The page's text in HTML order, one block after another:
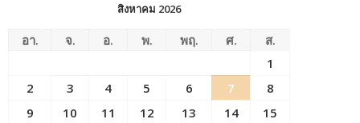
สิงหาคม 2026
อา. จ. อ. พ. พฤ. ศ.
ส.
1
2
3 4 5 6 7
8
9
10 11 12 13 14
15